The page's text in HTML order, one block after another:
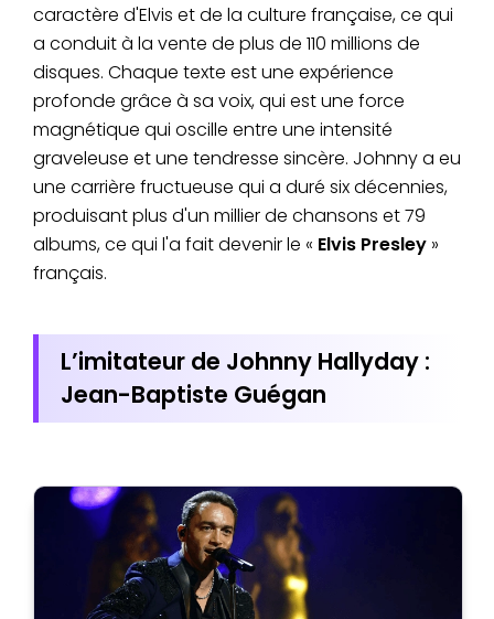
caractère d'Elvis et de la culture française, ce qui
a conduit à la vente de plus de 110 millions de
disques. Chaque texte est une expérience
profonde grâce à sa voix, qui est une force
magnétique qui oscille entre une intensité
graveleuse et une tendresse sincère. Johnny a eu
une carrière fructueuse qui a duré six décennies,
produisant plus d'un millier de chansons et 79
albums, ce qui l'a fait devenir le « Elvis Presley »
français.
L’imitateur de Johnny Hallyday :
Jean-Baptiste Guégan